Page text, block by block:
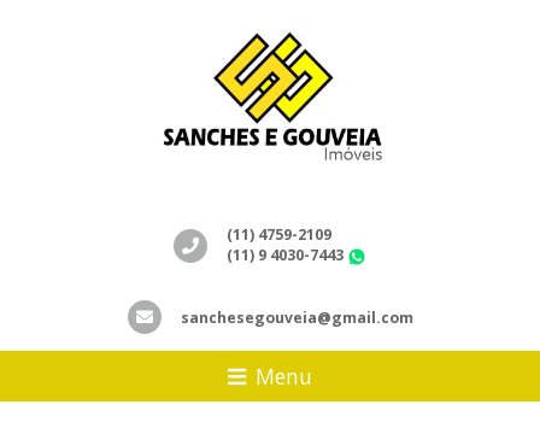
(11) 4759-2109
(11) 9 4030-7443
sanchesegouveia@gmail.com
Menu